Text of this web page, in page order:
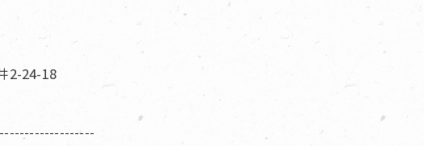
2-24-18